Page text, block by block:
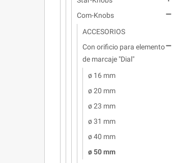
Com-Knobs

ACCESORIOS
Con orificio para elemento
de marcaje "Dial"

ø 16 mm
ø 20 mm
ø 23 mm
ø 31 mm
ø 40 mm
ø 50 mm